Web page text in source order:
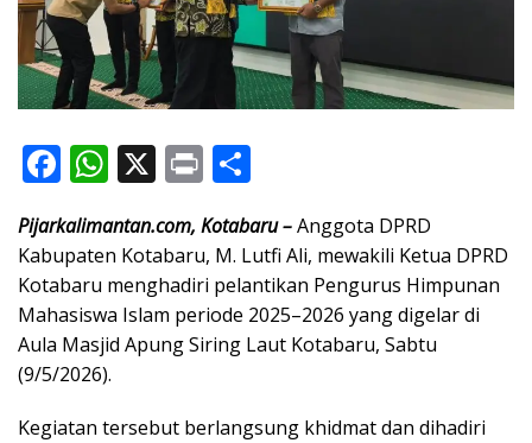
F
e
b
o
o
k
W
at
s
A
p
p
X Pr
t ar
e
Pijarkalimantan.com, Kotabaru –Anggota DPRD
Kabupaten Kotabaru, M. Lutfi Ali, mewakili Ketua DPRD
Kotabaru menghadiri pelantikan Pengurus Himpunan
Mahasiswa Islam periode 2025–2026 yang digelar di
Aula Masjid Apung Siring Laut Kotabaru, Sabtu
(9/5/2026).
Kegiatan tersebut berlangsung khidmat dan dihadiri